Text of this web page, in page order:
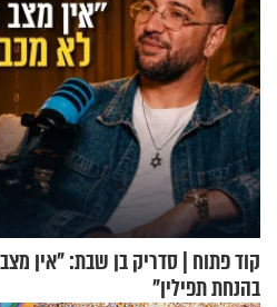
קוד פתוח | סדריק בן שבת: "אין
בהנחת תפילין"